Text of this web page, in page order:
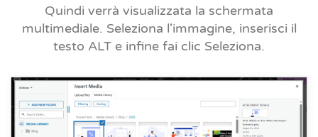
Quindi verrà visualizzata la schermata
multimediale. Seleziona l'immagine, inserisci il
testo ALT e infine fai clic Seleziona.